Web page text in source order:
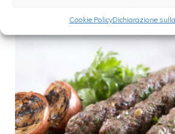
Cookie PolicyDichiarazione